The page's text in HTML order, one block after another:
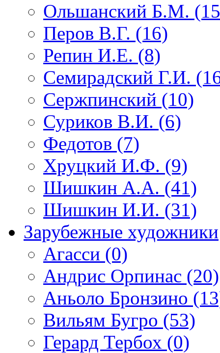
Ольшанский Б.М.
Перов В.Г. (16)
Репин И.Е. (8)
Семирадский Г.И.
Сержпинский (10)
Суриков В.И. (6)
Федотов (7)
Хруцкий И.Ф. (9)
Шишкин А.А. (41)
Шишкин И.И. (31)
Зарубежные художники
Агасси (0)
Андрис Орпинас (20)
Аньоло Бронзино
Вильям Бугро (53)
Герард Тербох (0)